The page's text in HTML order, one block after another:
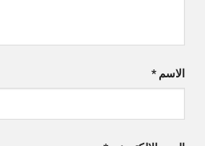
الاسم*